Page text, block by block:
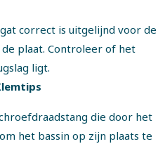
correct is uitgelijnd voor de
plaat. Controleer of het
ligt.
die door het
het bassin op zijn plaats te